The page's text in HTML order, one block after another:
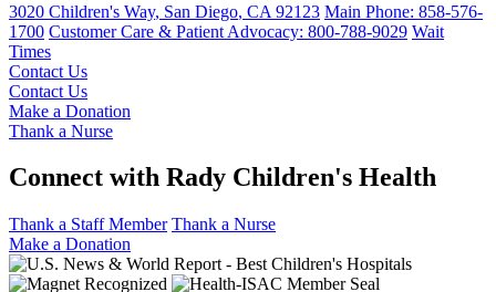
3020 Children's Way, San Diego, CA 92123 Main Phone: 858-576-
1700 Customer Care & Patient Advocacy: 800-788-9029 Wait
Times
Contact Us
Contact Us
Make a Donation
Thank a Nurse
Connect with Rady Children's Health
Thank a Staff Member Thank a Nurse
Make a Donation